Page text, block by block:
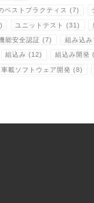
ベストプラクティス (7)
ユニットテスト (31)
能安全認証 (7) 組み込み
組込み (12) 組込み開発
車載ソフトウェア開発 (8)